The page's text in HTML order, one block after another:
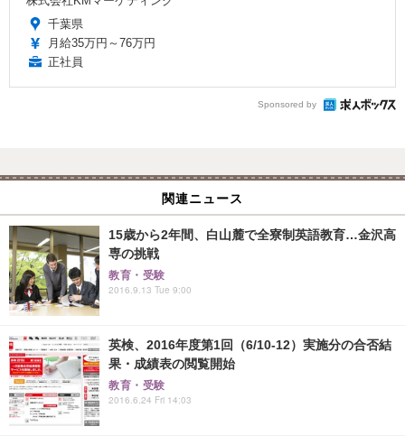
千葉県
月給35万円～76万円
正社員
Sponsored by
関連ニュース
15歳から2年間、白山麓で全寮制英語教育…金沢高
専の挑戦
教育・受験
2016.9.13 Tue 9:00
英検、2016年度第1回（6/10-12）実施分の合否結
果・成績表の閲覧開始
教育・受験
2016.6.24 Fri 14:03